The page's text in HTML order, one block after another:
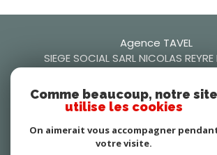
Agence TAVEL
SIEGE SOCIAL SARL NICOLAS REYRE
0466509942
nicolasreyre30@gmail.com
106 Rue Frédéric Mistral, 30126
30126 tavel
Comme beaucoup, notre site
utilise les cookies
On aimerait vous accompagner
votre visite.